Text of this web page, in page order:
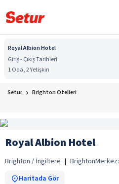
Royal Albion Hotel
Giriş - Çıkış Tarihleri
1 Oda, 2 Yetişkin
Setur Brighton Otelleri
Royal Albion Hotel
Brighton / İngiltere | BrightonMerkez:
Haritada Gör